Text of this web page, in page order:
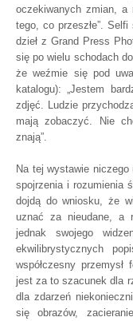
oczekiwanych zmian, a
tego, co przeszłe”.
dzieł z Grand Press
się po wielu schodach
że weźmie się pod
katalogu): „Jestem
zdjęć. Ludzie
mają zobaczyć. Nie
znają”.
Na tej wystawie
spojrzenia i rozumienia
dojdą do wniosku, że
uznać za nieudane, a
jednak swojego
ekwilibrystycznych
współczesny przemysł
jest za to szacunek dla
dla zdarzeń
się obrazów,